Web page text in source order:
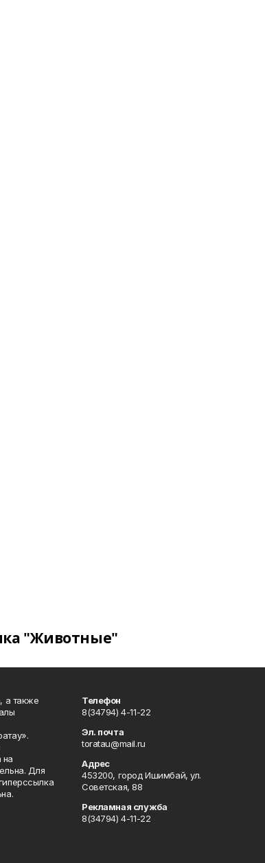
"Животные"
а также
на
Для
Телефон
8(34794) 4-11-22
Эл. почта
toratau@mail.ru
Адрес
453200, город Ишимбай, ул.
Советская, 88
Рекламная служба
8(34794) 4-11-22